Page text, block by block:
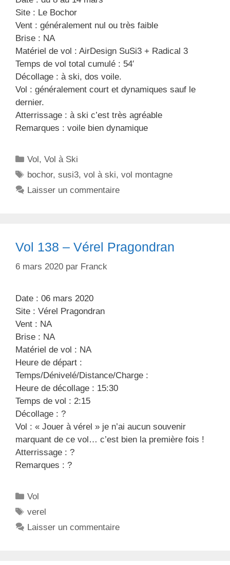
Site : Le Bochor
Vent : généralement nul ou très faible
Brise : NA
Matériel de vol : AirDesign SuSi3 + Radical 3
Temps de vol total cumulé : 54′
Décollage : à ski, dos voile.
Vol : généralement court et dynamiques sauf le
dernier.
Atterrissage : à ski c’est très agréable
Remarques : voile bien dynamique
C
a
i
Vol ,Vol à Ski
É
t
t
t
bochor,susi3,vol à ski,vol montagne
Laisser un commentaire
Vol 138 – Vérel Pragondran
6 mars 2020 par Franck
Date : 06 mars 2020
Site : Vérel Pragondran
Vent : NA
Brise : NA
Matériel de vol : NA
Heure de départ :
Temps/Dénivelé/Distance/Charge :
Heure de décollage : 15:30
Temps de vol : 2:15
Décollage : ?
Vol : « Jouer à vérel » je n’ai aucun souvenir
marquant de ce vol… c’est bien la première fois !
Atterrissage : ?
Remarques : ?
C
a
Vol
É
t
verel
Laisser un commentaire